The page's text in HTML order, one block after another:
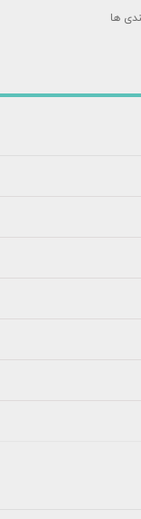
ها